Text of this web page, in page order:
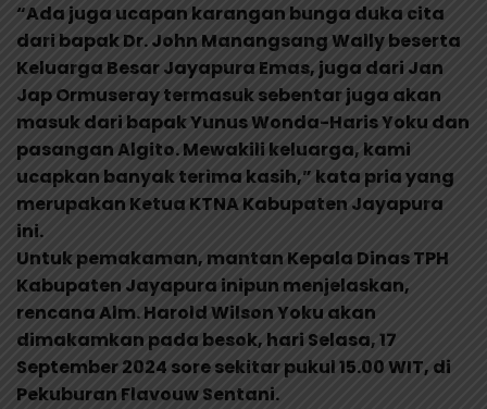
“Ada juga ucapan karangan bunga duka cita
dari bapak Dr. John Manangsang Wally beserta
Keluarga Besar Jayapura Emas, juga dari Jan
Jap Ormuseray termasuk sebentar juga akan
masuk dari bapak Yunus Wonda-Haris Yoku dan
pasangan Algito. Mewakili keluarga, kami
ucapkan banyak terima kasih,” kata pria yang
merupakan Ketua KTNA Kabupaten Jayapura
ini.
Untuk pemakaman, mantan Kepala Dinas TPH
Kabupaten Jayapura inipun menjelaskan,
rencana Alm. Harold Wilson Yoku akan
dimakamkan pada besok, hari Selasa, 17
September 2024 sore sekitar pukul 15.00 WIT, di
Pekuburan Flavouw Sentani.